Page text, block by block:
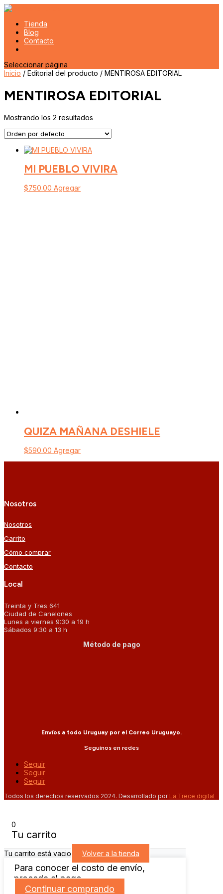
Tienda
Blog
Contacto
Seleccionar página
Inicio / Editorial del producto / MENTIROSA EDITORIAL
MENTIROSA EDITORIAL
Mostrando los 2 resultados
MI PUEBLO VIVIRA
$750.00 Agregar
QUIZA MAÑANA DESHIELE
$590.00 Agregar
Nosotros
Nosotros
Carrito
Cómo comprar
Contacto
Local
Treinta y Tres 641
Ciudad de Canelones
Lunes a viernes 9:30 a 19 h
Sábados 9:30 a 13 h
Método de pago
Envíos a todo Uruguay por el Correo Uruguayo.
Seguínos en redes
Seguir
Seguir
Seguir
Todos los derechos reservados 2024. Desarrollado por La Trece digital
0
Tu carrito
Tu carrito está vacio Volver a la tienda
Para conocer el costo de envío,
proceda al pago.
Continuar comprando